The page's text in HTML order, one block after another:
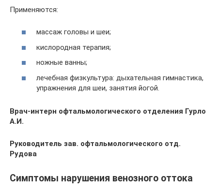
Применяются:
массаж головы и шеи;
кислородная терапия;
ножные ванны;
лечебная физкультура: дыхательная гимнастика,
упражнения для шеи, занятия йогой.
Врач-интерн офтальмологического отделения Гурло
А.И.
Руководитель зав. офтальмологического отд.
Рудова
Симптомы нарушения венозного оттока